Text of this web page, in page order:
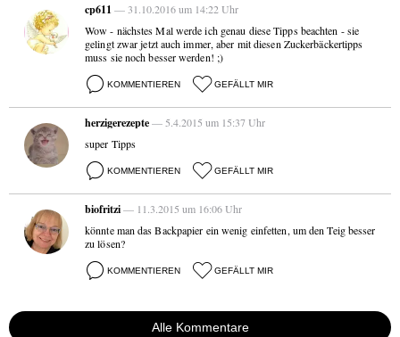
cp611 — 31.10.2016 um 14:22 Uhr
Wow - nächstes Mal werde ich genau diese Tipps beachten - sie
gelingt zwar jetzt auch immer, aber mit diesen Zuckerbäckertipps
muss sie noch besser werden! ;)
KOMMENTIEREN GEFÄLLT MIR
herzigerezepte— 5.4.2015 um 15:37 Uhr
super Tipps
KOMMENTIEREN GEFÄLLT MIR
biofritzi— 11.3.2015 um 16:06 Uhr
könnte man das Backpapier ein wenig einfetten, um den Teig besser
zu lösen?
KOMMENTIEREN GEFÄLLT MIR
Alle Kommentare